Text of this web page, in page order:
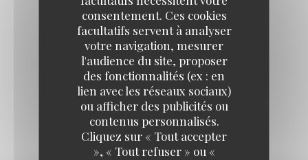
consentement. Ces cookies
facultatifs servent à analyser
votre navigation, mesurer
l'audience du site, proposer
des fonctionnalités (ex : en
lien avec les réseaux sociaux)
ou afficher des publicités ou
contenus personnalisés.
Cliquez sur « Tout accepter
», « Tout refuser » ou «
18,00 EUR
CHICON GRATINÉ AU MAROILLES
16,00 EUR
TARTE AU MAROILLES
16,00 EUR